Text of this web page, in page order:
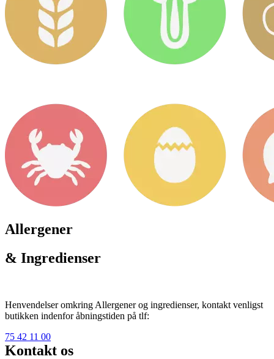
Allergener
& Ingredienser
Henvendelser omkring Allergener og ingredienser, kontakt venligst
butikken indenfor åbningstiden på tlf:
75 42 11 00
Kontakt os